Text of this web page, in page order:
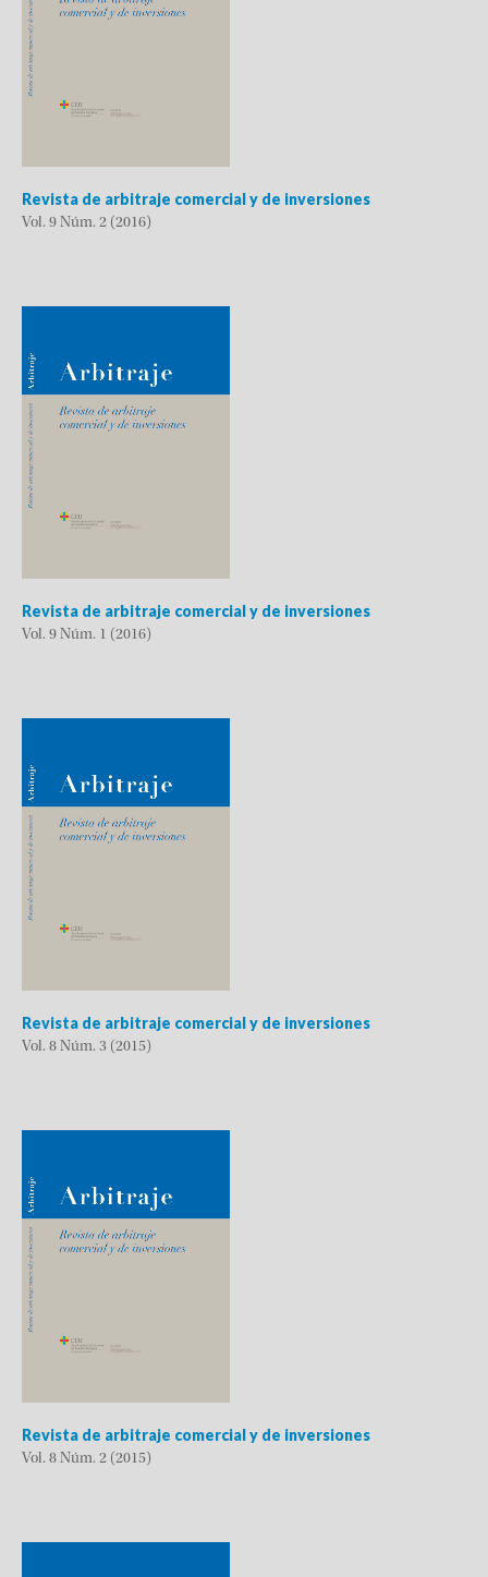
Revista de arbitraje comercial y de inversiones
Vol. 9 Núm. 2 (2016)
Revista de arbitraje comercial y de inversiones
Vol. 9 Núm. 1 (2016)
Revista de arbitraje comercial y de inversiones
Vol. 8 Núm. 3 (2015)
Revista de arbitraje comercial y de inversiones
Vol. 8 Núm. 2 (2015)